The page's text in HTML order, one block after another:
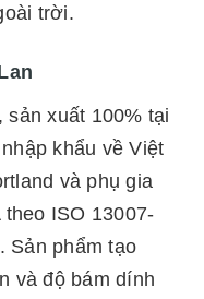
trời.
sản xuất 100% tại
khẩu về Việt
và phụ gia
ISO 13007-
Sản phẩm tạo
và độ bám dính